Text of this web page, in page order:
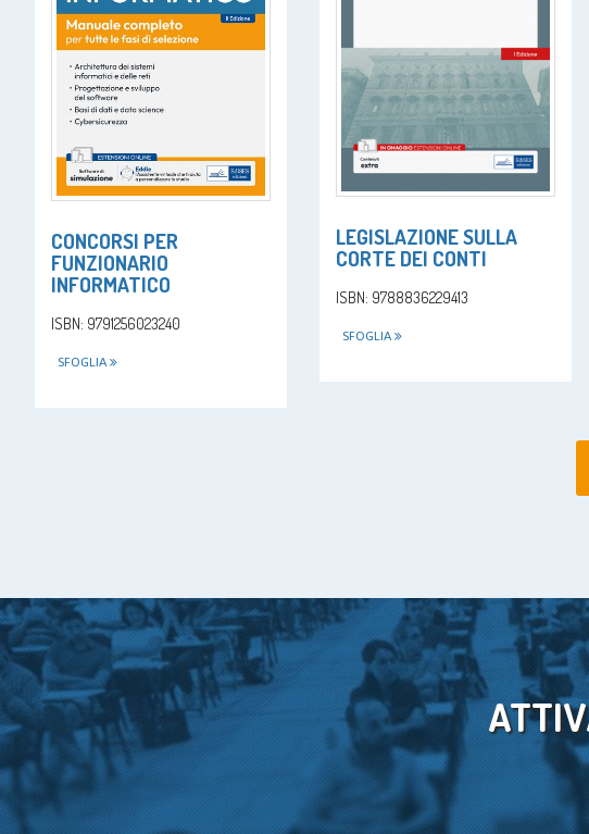
CONCORSI PER
FUNZIONARIO
INFORMATICO
ISBN: 9791256023240
SFOGLIA
LEGISLAZIONE SULLA
CORTE DEI CONTI
ISBN: 9788836229413
SFOGLIA